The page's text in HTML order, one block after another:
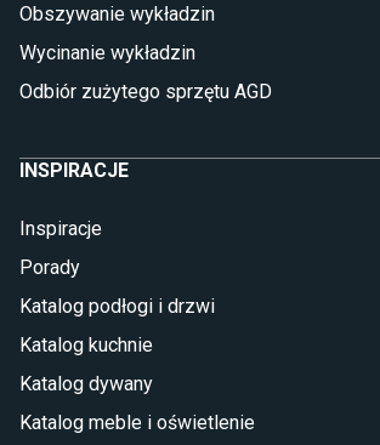
Glazura
Płytki marmurowe
Obszywanie wykładzin
Wycinanie wykładzin
Odbiór zużytego sprzętu AGD
INSPIRACJE
Inspiracje
Porady
Katalog podłogi i drzwi
Katalog kuchnie
Katalog dywany
Katalog meble i oświetlenie